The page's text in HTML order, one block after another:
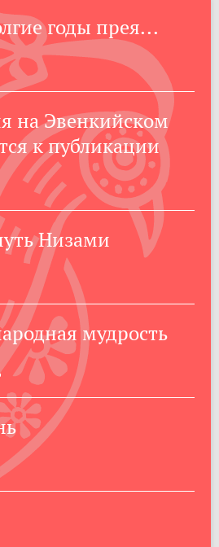
годы прея...
на Эвенкийском
к публикации
Низами
мудрость